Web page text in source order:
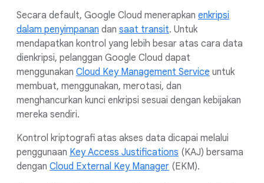
Secara default, Google Cloud menerapkan enkripsi
dalam penyimpanan dan saat transit. Untuk
mendapatkan kontrol yang lebih besar atas cara data
dienkripsi, pelanggan Google Cloud dapat
menggunakan Cloud Key Management Service untuk
membuat, menggunakan, merotasi, dan
menghancurkan kunci enkripsi sesuai dengan kebijakan
mereka sendiri.
Kontrol kriptografi atas akses data dicapai melalui
penggunaan Key Access Justifications (KAJ) bersama
dengan Cloud External Key Manager (EKM).